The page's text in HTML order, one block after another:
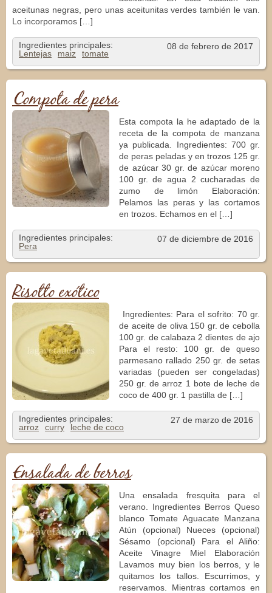
aceitunas negras, pero unas aceitunitas verdes también le van.
Lo incorporamos […]
08 de febrero de 2017
Ingredientes principales:
Lentejas
maiz tomate
Compota de pera
Esta compota la he adaptado de la
receta de la compota de manzana
ya publicada. Ingredientes: 700 gr.
de peras peladas y en trozos 125 gr.
de azúcar 30 gr. de azúcar moreno
100 gr. de agua 2 cucharadas de
zumo de limón Elaboración:
Pelamos las peras y las cortamos
en trozos. Echamos en el […]
07 de diciembre de 2016
Ingredientes principales:
Pera
Risotto exótico
Ingredientes: Para el sofrito: 70 gr.
de aceite de oliva 150 gr. de cebolla
100 gr. de calabaza 2 dientes de ajo
Para el resto: 100 gr. de queso
parmesano rallado 250 gr. de setas
variadas (pueden ser congeladas)
250 gr. de arroz 1 bote de leche de
coco de 400 gr. 1 pastilla de […]
27 de marzo de 2016
Ingredientes principales:
arroz
curry leche de coco
Ensalada de berros
Una ensalada fresquita para el
verano. Ingredientes Berros Queso
blanco Tomate Aguacate Manzana
Atún (opcional) Nueces (opcional)
Sésamo (opcional) Para el Aliño:
Aceite Vinagre Miel Elaboración
Lavamos muy bien los berros, y le
quitamos los tallos. Escurrimos, y
reservamos. Mientras cortamos en